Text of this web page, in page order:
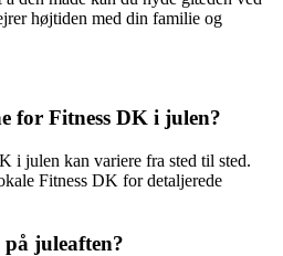
højtiden med din familie og
for Fitness DK i julen?
i julen kan variere fra sted til sted.
Fitness DK for detaljerede
juleaften?